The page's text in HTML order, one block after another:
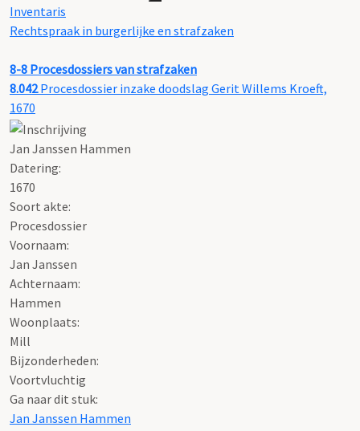
Inventaris
Rechtspraak in burgerlijke en strafzaken
8-8 Procesdossiers van strafzaken
8.042Procesdossier inzake doodslag Gerit Willems Kroeft,
1670
Jan Janssen Hammen
Datering:
1670
Soort akte:
Procesdossier
Voornaam:
Jan Janssen
Achternaam:
Hammen
Woonplaats:
Mill
Bijzonderheden:
Voortvluchtig
Ga naar dit stuk:
Jan Janssen Hammen